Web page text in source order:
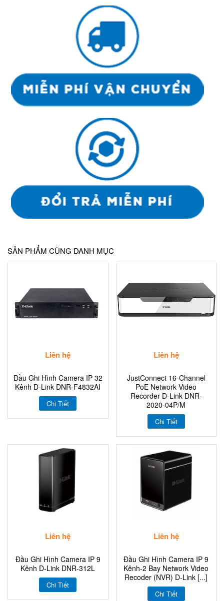
SẢN PHẨM CÙNG DANH MỤC
Liên hệ
Đầu Ghi Hình Camera IP 32
Kênh D-Link DNR-F4832AI
Chi Tiết
Liên hệ
JustConnect 16-Channel
PoE Network Video
Recorder D-Link DNR-
2020-04P/M
Chi Tiết
Liên hệ
Đầu Ghi Hình Camera IP 9
Kênh D-Link DNR-312L
Chi Tiết
Liên hệ
Đầu Ghi Hình Camera IP 9
Kênh-2 Bay Network Video
Recoder (NVR) D-Link [...]
Chi Tiết